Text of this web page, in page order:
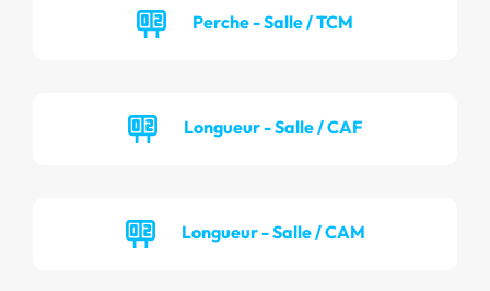
Perche - Salle / TCM
Longueur - Salle / CAF
Longueur - Salle / CAM